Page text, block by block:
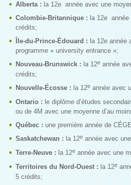
Alberta : la 12e année avec une
Colombie-Britannique : la 12e année
crédits;
Île-du-Prince-Édouard : la 12e année
programme « university entrance »;
Nouveau-Brunswick : la 12e année
crédits;
Nouvelle-Écosse : la 12e année avec
Ontario : le diplôme d’études
ou de 4M avec une moyenne d’au
Québec : une première année de
Saskatchewan : la 12e année avec
Terre-Neuve : la 12e année avec une
Territoires du Nord-Ouest : la 12e
5 crédits;